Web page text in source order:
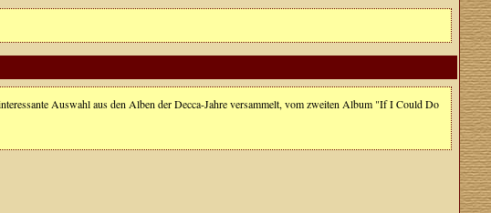
Auswahl aus den Alben der Decca-Jahre versammelt, vom zweiten Album "If I Could Do